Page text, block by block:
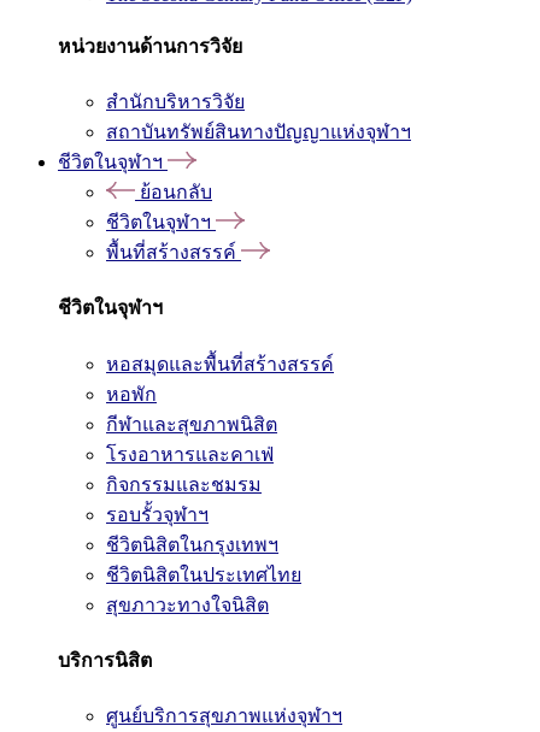
หน่วยงานด้านการวิจัย
สำนักบริหารวิจัย
สถาบันทรัพย์สินทางปัญญาแห่งจุฬาฯ
ชีวิตในจุฬาฯ
ย้อนกลับ
ชีวิตในจุฬาฯ
พื้นที่สร้างสรรค์
ชีวิตในจุฬาฯ
หอสมุดและพื้นที่สร้างสรรค์
หอพัก
กีฬาและสุขภาพนิสิต
โรงอาหารและคาเฟ่
กิจกรรมและชมรม
รอบรั้วจุฬาฯ
ชีวิตนิสิตในกรุงเทพฯ
ชีวิตนิสิตในประเทศไทย
สุขภาวะทางใจนิสิต
บริการนิสิต
ศูนย์บริการสุขภาพแห่งจุฬาฯ